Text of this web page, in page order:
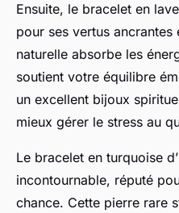
Ensuite, le bracelet en
pour ses vertus
naturelle absorbe les
soutient votre équilibre
un excellent bijoux
mieux gérer le stress au
Le bracelet en turquoise
incontournable, réputé
chance. Cette pierre rare